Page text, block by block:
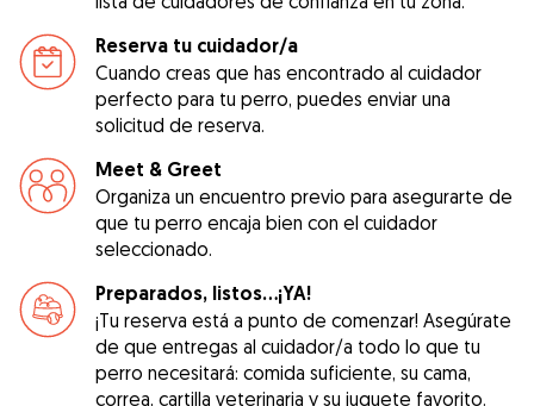
Reserva tu cuidador/a
Cuando creas que has encontrado al cuidador
perfecto para tu perro, puedes enviar una
solicitud de reserva.
Meet & Greet
Organiza un encuentro previo para asegurarte de
que tu perro encaja bien con el cuidador
seleccionado.
Preparados, listos...¡YA!
¡Tu reserva está a punto de comenzar! Asegúrate
de que entregas al cuidador/a todo lo que tu
perro necesitará: comida suficiente, su cama,
correa, cartilla veterinaria y su juguete favorito.